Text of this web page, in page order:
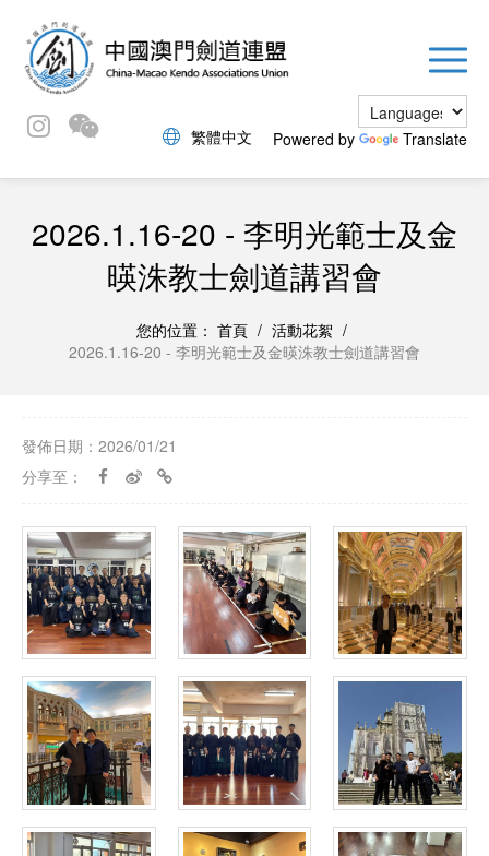
繁體中文 Powered by Translate
2026.1.16-20 - 李明光範士及金
暎洙教士劍道講習會
您的位置： 首頁 / 活動花絮 /
2026.1.16-20 - 李明光範士及金暎洙教士劍道講習會
發佈日期：2026/01/21
分享至：